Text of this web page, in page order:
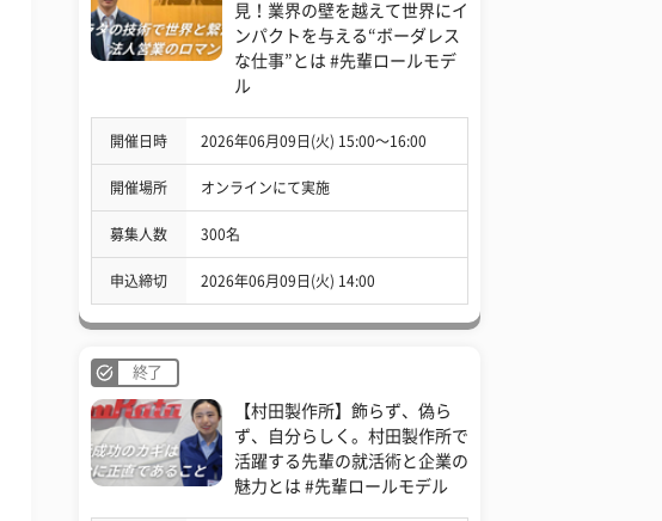
見！業界の壁を越えて世界にイ
ンパクトを与える“ボーダレス
な仕事”とは #先輩ロールモデ
ル
開催日時 2026年06月09日(火) 15:00〜16:00
開催場所 オンラインにて実施
募集人数 300名
申込締切 2026年06月09日(火) 14:00
終了
【村田製作所】飾らず、偽ら
ず、自分らしく。村田製作所で
活躍する先輩の就活術と企業の
魅力とは #先輩ロールモデル